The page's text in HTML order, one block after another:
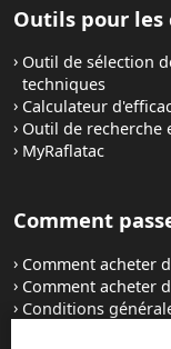
Outils pour les
Outil de sélection
techniques
Calculateur
Outil de
MyRaflatac
Comment
Comment acheter
Comment acheter
Conditions